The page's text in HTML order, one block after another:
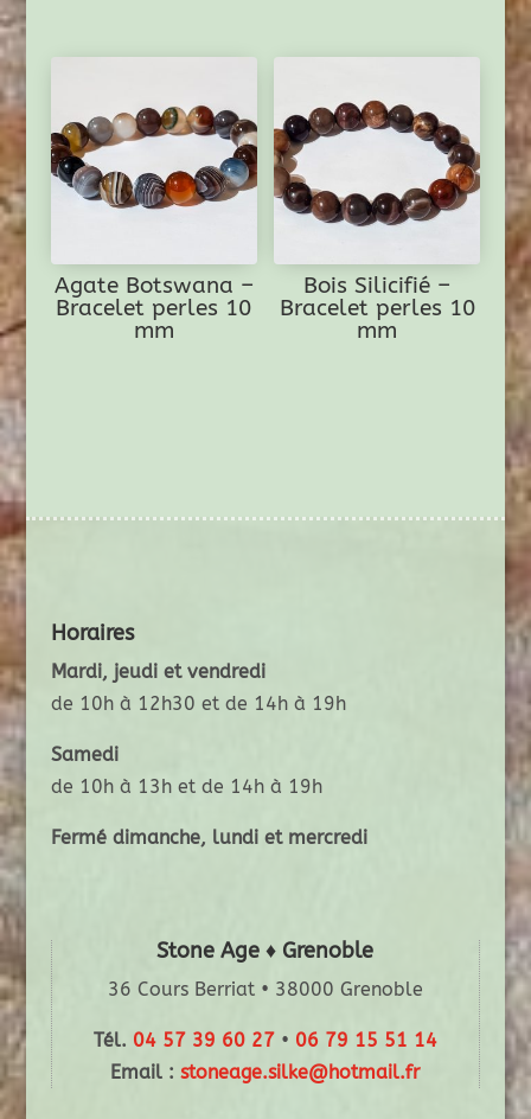
Agate Botswana –
Bracelet perles 10
mm
Bois Silicifié –
Bracelet perles 10
mm
Horaires
Mardi, jeudi et vendredi
de 10h à 12h30 et de 14h à 19h
Samedi
de 10h à 13h et de 14h à 19h
Fermé dimanche, lundi et mercredi
Stone Age ♦ Grenoble
36 Cours Berriat • 38000 Grenoble
Tél. 04 57 39 60 27• 06 79 15 51 14
Email : stoneage.silke@hotmail.fr